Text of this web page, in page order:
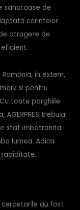
sanatoase de
cerintelor
atragere de
in extern,
si pentru
toate parghiile
trebuia
stat imbatranita
lumea. Adica
cercetarile au fost